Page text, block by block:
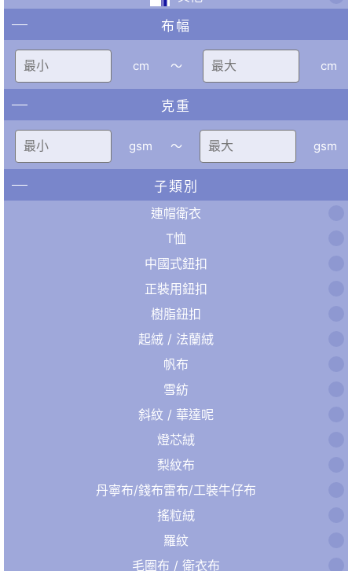
布幅
cm 〜 cm
克重
gsm 〜 gsm
子類別
連帽衛衣
T恤
中國式鈕扣
正裝用鈕扣
樹脂鈕扣
起絨 / 法蘭絨
帆布
雪紡
斜紋 / 華達呢
燈芯絨
梨紋布
丹寧布/錢布雷布/工裝牛仔布
搖粒絨
羅紋
毛圈布 / 衛衣布